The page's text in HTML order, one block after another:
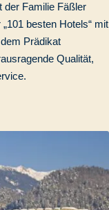
der Familie Fäßler
besten Hotels“ mit
Prädikat
Qualität,